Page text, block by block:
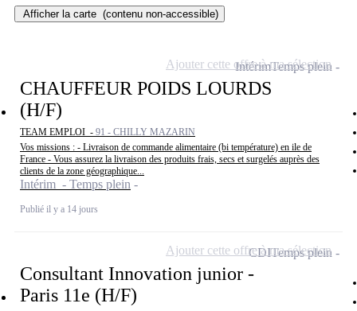
Afficher la carte (contenu non-accessible)
CHAUFFEUR POIDS LOURDS
(H/F)
TEAM EMPLOI - 91 - CHILLY MAZARIN
Vos missions : - Livraison de commande alimentaire (bi température) en ile de
France - Vous assurez la livraison des produits frais, secs et surgelés auprès des
clients de la zone géographique...
Intérim - Temps plein
Publié il y a 14 jours
IntérimTemps plein
Ajouter cette offre à ma sélection
Consultant Innovation junior -
Paris 11e (H/F)
CDITemps plein
Ajouter cette offre à ma sélection